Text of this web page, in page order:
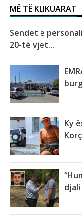
MË TË KLIKUARAT
Sendet e
20-të vjet...
Ky